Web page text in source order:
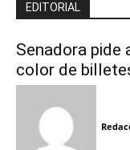
EDITORIAL
Senadora pide
color de